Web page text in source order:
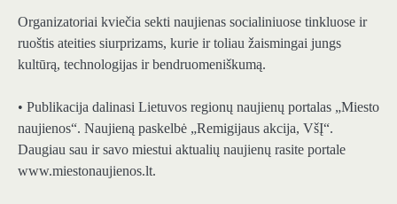
Organizatoriai kviečia sekti naujienas socialiniuose tinkluose ir
ruoštis ateities siurprizams, kurie ir toliau žaismingai jungs
kultūrą, technologijas ir bendruomeniškumą.
• Publikacija dalinasi Lietuvos regionų naujienų portalas „Miesto
naujienos“. Naujieną paskelbė „Remigijaus akcija, VšĮ“.
Daugiau sau ir savo miestui aktualių naujienų rasite portale
www.miestonaujienos.lt.